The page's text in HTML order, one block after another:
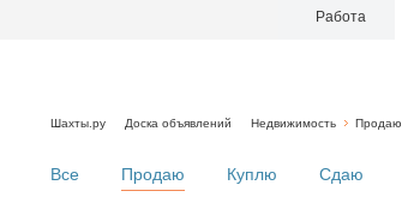
Работа
Шахты.ру Доска объявлений Недвижимость Продаю
Все Продаю Куплю Сдаю